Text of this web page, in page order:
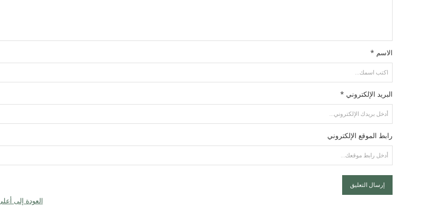
الاسم *
البريد الإلكتروني *
رابط الموقع الإلكتروني
العودة إلى